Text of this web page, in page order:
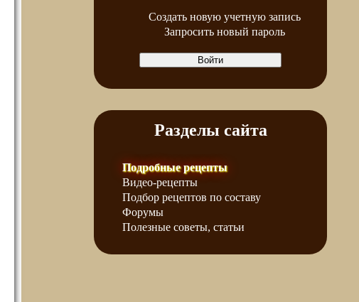
Создать новую учетную запись
Запросить новый пароль
Разделы сайта
Подробные рецепты
Видео-рецепты
Подбор рецептов по составу
Форумы
Полезные советы, статьи